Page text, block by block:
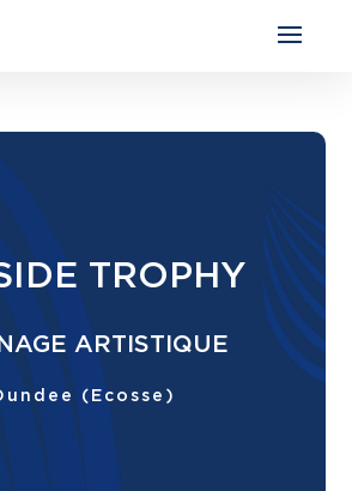
TROPHY
ARTISTIQUE
(Ecosse)